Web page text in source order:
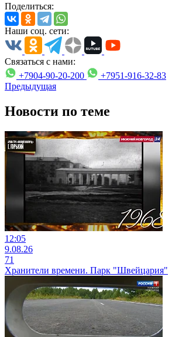
Поделиться:
Наши соц. сети:
Связаться с нами:
+7904-90-20-200
+7951-916-32-83
Предыдущая
Новости по теме
12:05
9.08.26
71
Хранители времени. Парк "Швейцария"